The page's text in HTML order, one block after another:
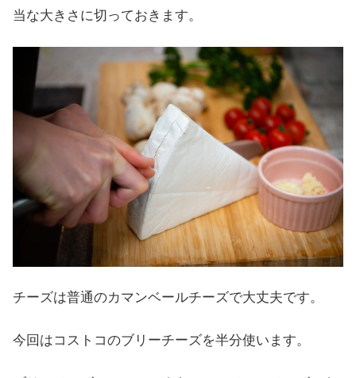
当な大きさに切っておきます。
チーズは普通のカマンベールチーズで大丈夫です。
今回はコストコのブリーチーズを半分使います。